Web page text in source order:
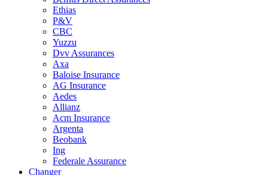
Ethias
P&V
CBC
Yuzzu
Dvv Assurances
Axa
Baloise Insurance
AG Insurance
Aedes
Allianz
Acm Insurance
Argenta
Beobank
Ing
Federale Assurance
Changer